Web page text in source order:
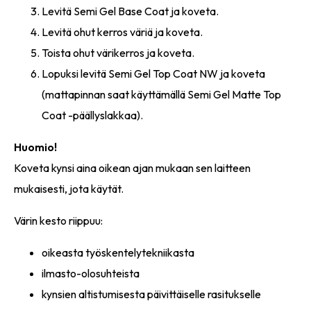
Levitä Semi Gel Base Coat ja koveta.
Levitä ohut kerros väriä ja koveta.
Toista ohut värikerros ja koveta.
Lopuksi levitä Semi Gel Top Coat NW ja koveta
(mattapinnan saat käyttämällä Semi Gel Matte Top
Coat -päällyslakkaa).
Huomio!
Koveta kynsi aina oikean ajan mukaan sen laitteen
mukaisesti, jota käytät.
Värin kesto riippuu:
oikeasta työskentelytekniikasta
ilmasto-olosuhteista
kynsien altistumisesta päivittäiselle rasitukselle